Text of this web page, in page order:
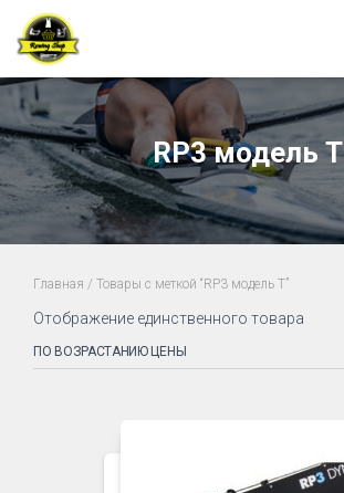
RP3 модель T
Главная / Товары с меткой “RP3 модель T”
Отображение единственного товара